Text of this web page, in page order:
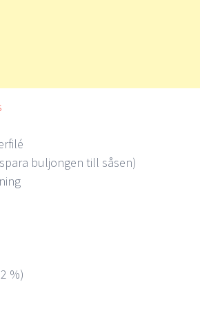
buljongen till såsen)
%)